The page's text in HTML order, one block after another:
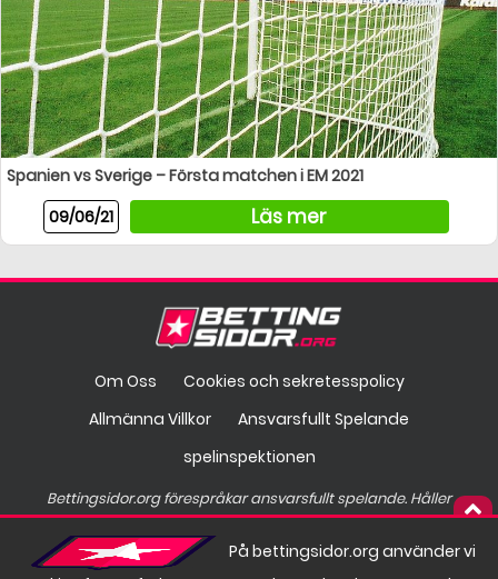
Spanien vs Sverige – Första matchen i EM 2021
09/06/21
Läs mer
Om Oss
Cookies och sekretesspolicy
Allmänna Villkor
Ansvarsfullt Spelande
spelinspektionen
Bettingsidor.org förespråkar ansvarsfullt spelande. Håller
spelandet på att gå överstyr?
Hos finns hjälp att få.
På bettingsidor.org använder vi